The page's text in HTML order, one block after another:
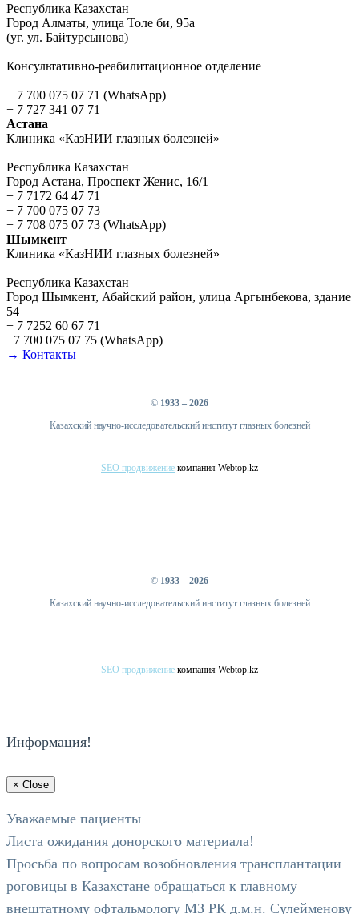
Республика Казахстан
Город Алматы, улица Толе би, 95а
(уг. ул. Байтурсынова)
Консультативно-реабилитационное отделение
+ 7 700 075 07 71 (WhatsApp)
+ 7 727 341 07 71
Астана
Клиника «КазНИИ глазных болезней»
Республика Казахстан
Город Астана, Проспект Женис, 16/1
+ 7 7172 64 47 71
+ 7 700 075 07 73
+ 7 708 075 07 73 (WhatsApp)
Шымкент
Клиника «КазНИИ глазных болезней»
Республика Казахстан
Город Шымкент, Абайский район, улица Аргынбекова, здание
54
+ 7 7252 60 67 71
+7 700 075 07 75 (WhatsApp)
→ Контакты
© 1933 – 2026
Казахский научно-исследовательский институт глазных болезней
SEO продвижение компания Webtop.kz
© 1933 – 2026
Казахский научно-исследовательский институт глазных болезней
SEO продвижение компания Webtop.kz
Информация!
× Close
Уважаемые пациенты
Листа ожидания донорского материала!
Просьба по вопросам возобновления трансплантации
роговицы в Казахстане обращаться к главному
внештатному офтальмологу МЗ РК д.м.н. Сулейменову